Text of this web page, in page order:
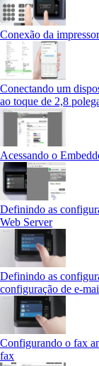
Conexão da
Conectando um
ao toque de 2,8
Acessando o
Definindo as
Web Server
Definindo as
configuração de e-
Configurando o fax
fax